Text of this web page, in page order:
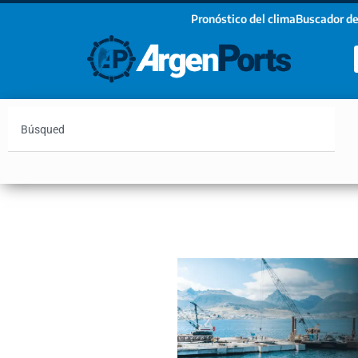
Pronóstico del climaBuscador
¡Sumate a nuestro Newsletter!
Email
Estoy de acuerdo con las condiciones y políticas